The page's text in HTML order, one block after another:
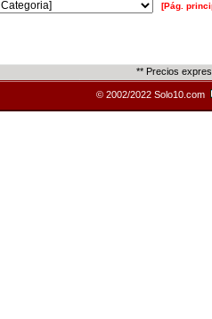
[Pág.
** Precios
© 2002/2022 Solo10.com